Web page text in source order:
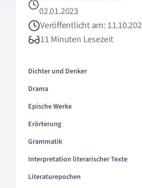
02.01.2023
Veröffentlicht am:
11 Minuten Lesezeit
Dichter und Denker
Drama
Epische Werke
Erörterung
Grammatik
Interpretation literarischer Texte
Literaturepochen